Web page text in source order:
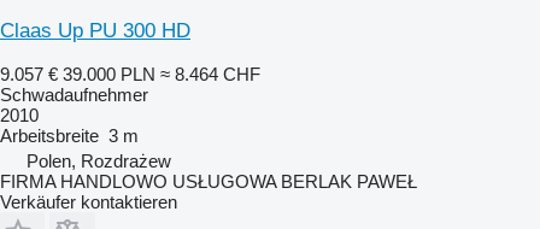
Claas Up PU 300 HD
9.057 € 39.000 PLN ≈ 8.464 CHF
Schwadaufnehmer
2010
Arbeitsbreite 3 m
Polen, Rozdrażew
FIRMA HANDLOWO USŁUGOWA BERLAK PAWEŁ
Verkäufer kontaktieren